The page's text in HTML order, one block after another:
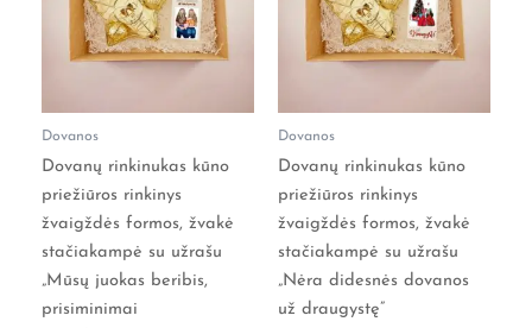
Dovanos
Dovanų rinkinukas kūno
priežiūros rinkinys
žvaigždės formos, žvakė
stačiakampė su užrašu
„Mūsų juokas beribis,
prisiminimai
€21,00.€15,00.
Dovanos
Dovanų rinkinukas kūno
priežiūros rinkinys
žvaigždės formos, žvakė
stačiakampė su užrašu
„Nėra didesnės dovanos
už draugystę”
€21,00.€15,00.